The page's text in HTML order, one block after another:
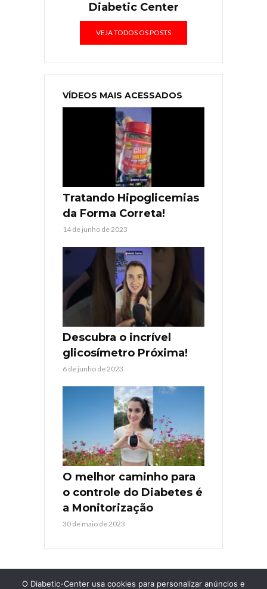
Diabetic Center
VEJA TODOS OS POSTS
VÍDEOS MAIS ACESSADOS
Tratando Hipoglicemias
da Forma Correta!
14 de junho de 2023
Descubra o incrível
glicosímetro Próxima!
6 de junho de 2023
O melhor caminho para
o controle do Diabetes é
a Monitorização
30 de maio de 2023
O Diabetic-Center usa cookies para personalizar anúncios e